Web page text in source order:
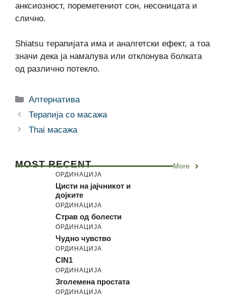
анксиозност, пореметениот сон, несоницата и
слично.
Shiatsu терапијата има и аналгетски ефект, а тоа
значи дека ја намалува или отклонува болката
од различно потекло.
Categories
Алтернатива
Терапија со масажа
Thai масажа
MOST RECENT More
ОРДИНАЦИЈА
Цисти на јајчникот и
дојките
ОРДИНАЦИЈА
Страв од болести
ОРДИНАЦИЈА
Чудно чувство
ОРДИНАЦИЈА
CIN1
ОРДИНАЦИЈА
Зголемена простата
ОРДИНАЦИЈА